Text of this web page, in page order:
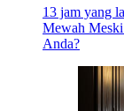
13 jam yang
Mewah
Anda?